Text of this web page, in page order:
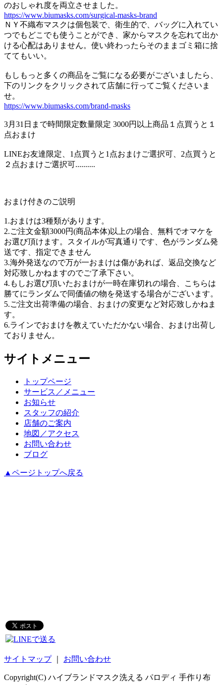
のおしゃれ度を両立させました。
https://www.biumasks.com/surgical-masks-brand
ＮＹ不織布マスクは個包装で、衛生的で、バッグに入れてい
つでもどこでも使うことができ、家からマスクを忘れて出か
ける心配はありません。使い終わったらそのままゴミ箱に捨
ててもいい。
もしもっと多くの商品をご覧になる必要がございましたら、
下のリンクをクリックされて店舗に行ってご覧くださいま
せ。
https://www.biumasks.com/brand-masks
3月31日まで時間限定数量限定 3000円以上商品１点買うと１
点おまけ
LINEお友達限定、1点買うと1点おまけご選択可、2点買うと
２点おまけご選択可..........
おまけ付きのご説明
1.おまけは3種類があります。
2.ご注文金額3000円(商品本体)以上の場合、無料でオマケを
お選び頂けます。スタイルが写真通りです、色がランダム発
送です、指定できません
3.海外発送なので万が一おまけは傷があれば、返品交換など
対応致しかねますのでご了承下さい。
4.もしお選び頂いたおまけが一時在庫切れの場合、こちらは
勝てにランダムで同価値の物を発送する場合がございます。
5.ご注文出荷準備の場合、おまけの変更など対応致しかねま
す。
6.ラインでおまけを教えていただかない場合、おまけ出荷し
ておりません。
サイトメニュー
トップページ
サービス／メニュー
お知らせ
スタッフの紹介
店舗のご案内
地図／アクセス
お問い合わせ
ブログ
▲ページトップへ戻る
サイトマップ｜ お問い合わせ
Copyright(C) ハイブランドマスク洗える パロディ 手作り布